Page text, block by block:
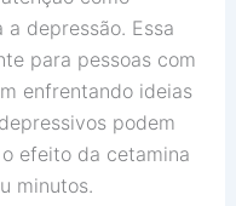
depressão. Essa
para pessoas com
enfrentando ideias
podem
efeito da cetamina
minutos.